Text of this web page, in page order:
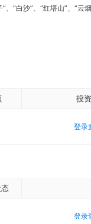
“白沙”、“红塔山”、“云
投
登录
登录